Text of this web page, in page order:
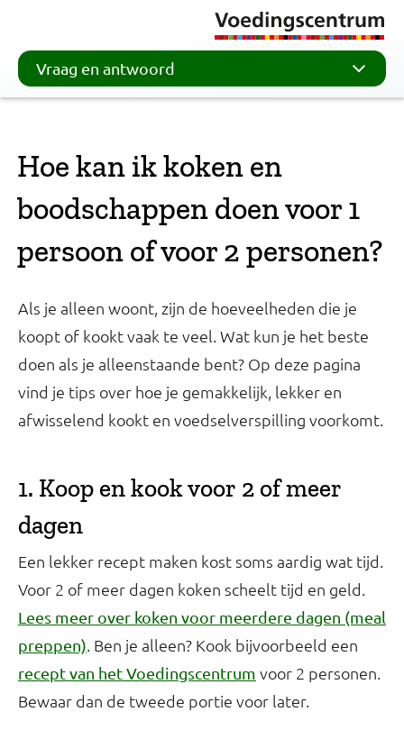
Vraag en antwoord
Hoe kan ik koken en
boodschappen doen voor 1
persoon of voor 2 personen?
Als je alleen woont, zijn de hoeveelheden die je
koopt of kookt vaak te veel. Wat kun je het beste
doen als je alleenstaande bent? Op deze pagina
vind je tips over hoe je gemakkelijk, lekker en
afwisselend kookt en voedselverspilling voorkomt.
1. Koop en kook voor 2 of meer
dagen
Een lekker recept maken kost soms aardig wat tijd.
Voor 2 of meer dagen koken scheelt tijd en geld.
Lees meer over koken voor meerdere dagen (meal
preppen). Ben je alleen? Kook bijvoorbeeld een
recept van het Voedingscentrum voor 2 personen.
Bewaar dan de tweede portie voor later.